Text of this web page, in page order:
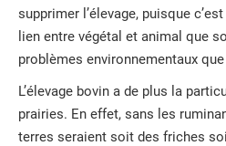
supprimer l’élevage, puisque
lien entre végétal et animal que
problèmes environnementaux que
L’élevage bovin a de plus la
prairies. En effet, sans les
terres seraient soit des friches